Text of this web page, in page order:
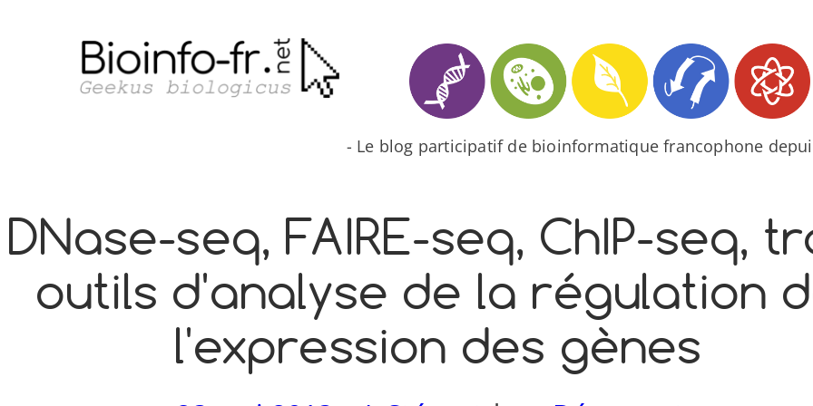
- Le blog participatif de bioinformatique francophone
DNase-​seq, FAIRE-​seq, ChIP-​seq,
outils d'analyse de la régulation
l'expression des gènes